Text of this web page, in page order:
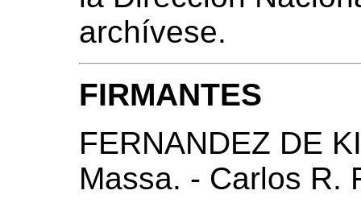
archívese.
FIRMANTES
FERNANDEZ DE
Massa. - Carlos R.